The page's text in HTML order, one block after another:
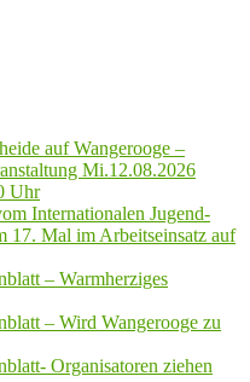
auf Wangerooge –
Mi.12.08.2026
Uhr
Internationalen Jugend-
17. Mal im Arbeitseinsatz auf
– Warmherziges
– Wird Wangerooge zu
Organisatoren ziehen